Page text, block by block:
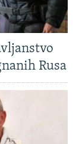
Rusa